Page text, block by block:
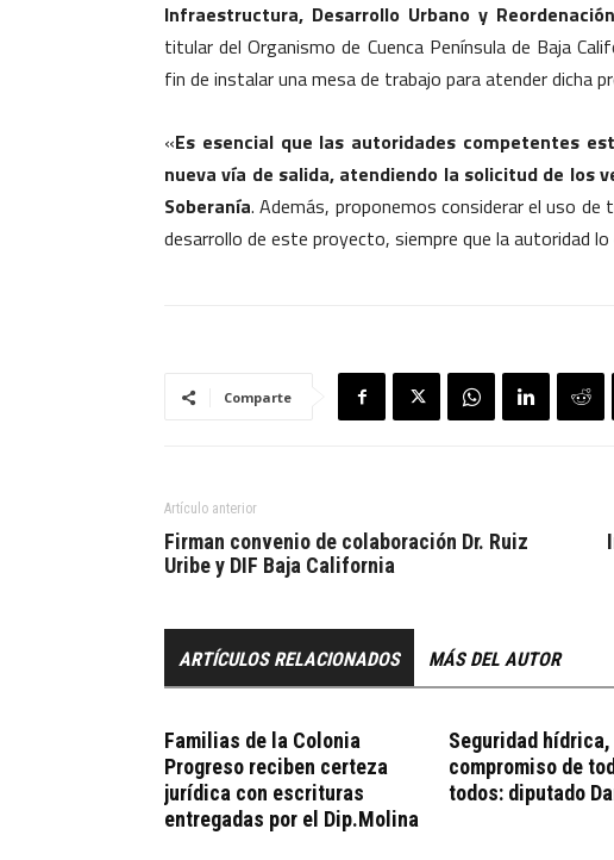
Infraestructura, Desarrollo Urbano y
titular del Organismo de Cuenca Península de Baja
fin de instalar una mesa de trabajo para atender dicha
«Es esencial que las autoridades competentes
nueva vía de salida, atendiendo la solicitud de los
Soberanía. Además, proponemos considerar el uso
desarrollo de este proyecto, siempre que la autoridad
Comparte
Artículo anterior
Firman convenio de colaboración Dr. Ruiz
Uribe y DIF Baja California
ARTÍCULOS RELACIONADOS MÁS DEL AUTOR
Familias de la Colonia
Progreso reciben certeza
jurídica con escrituras
entregadas por el Dip.Molina
Seguridad hídrica,
compromiso de
todos: diputado